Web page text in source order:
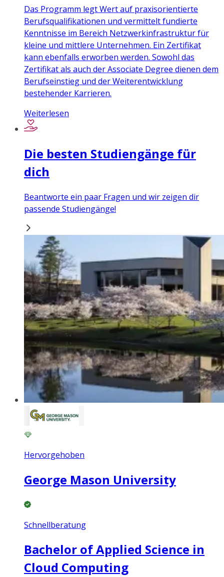
Das Programm legt Wert auf praxisorientierte
Berufsqualifikationen und vermittelt fundierte
Kenntnisse im Bereich Netzwerkinfrastruktur für
kleine und mittlere Unternehmen. Ein Zertifikat
kann ebenfalls erworben werden. Sowohl das
Zertifikat als auch der Associate Degree dienen dem
Berufseinstieg und der Weiterentwicklung
bestehender Karrieren.
Weiterlesen
Die besten Studiengänge für
dich
Beantworte ein paar Fragen und wir zeigen dir
passende Studiengänge!
Hervorgehoben
George Mason University
Schnellberatung
Bachelor of Applied Science in
Cloud Computing